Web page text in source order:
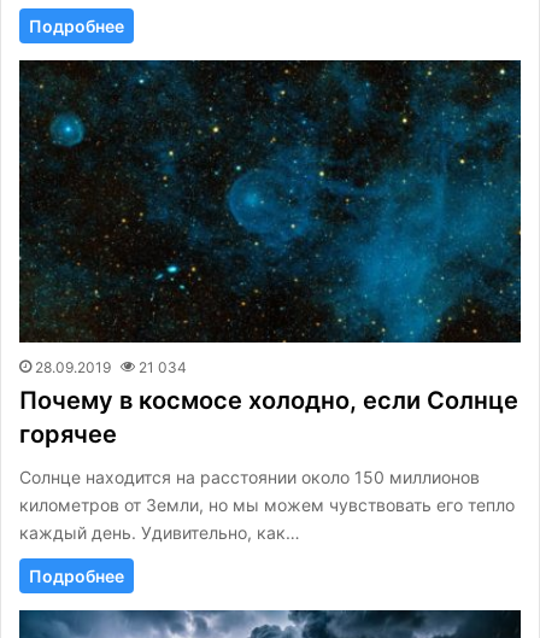
Подробнее
28.09.2019 21 034
Почему в космосе холодно, если Солнце
горячее
Солнце находится на расстоянии около 150 миллионов
километров от Земли, но мы можем чувствовать его тепло
каждый день. Удивительно, как…
Подробнее